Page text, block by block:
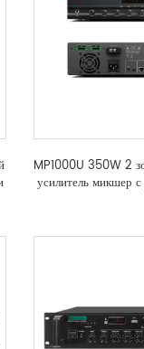
MP1000U 350W 2
усилитель микшер